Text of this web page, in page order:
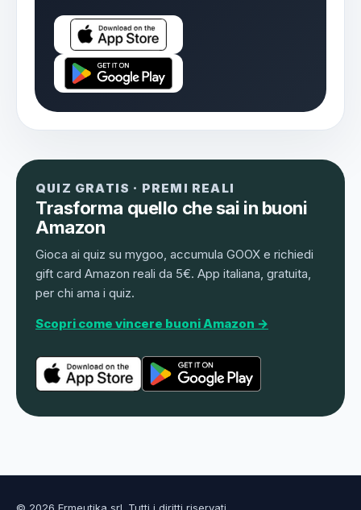
QUIZ GRATIS · PREMI REALI
Trasforma quello che sai in buoni
Amazon
Gioca ai quiz su mygoo, accumula GOOX e richiedi
gift card Amazon reali da 5€. App italiana, gratuita,
per chi ama i quiz.
Scopri come vincere buoni Amazon →